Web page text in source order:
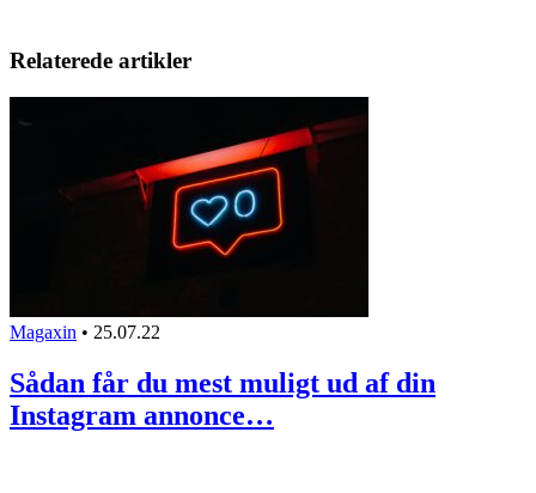
Relaterede artikler
Magaxin • 25.07.22
Sådan får du mest muligt ud af din
Instagram annonce…